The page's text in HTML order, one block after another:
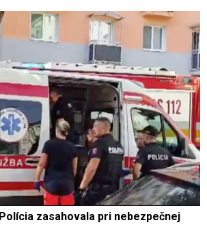
zasahovala pri nebezpečnej